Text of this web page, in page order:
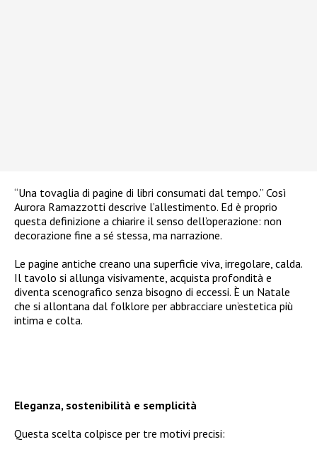
“Una tovaglia di pagine di libri consumati dal tempo.” Così
Aurora Ramazzotti descrive l’allestimento. Ed è proprio
questa definizione a chiarire il senso dell’operazione: non
decorazione fine a sé stessa, ma narrazione.
Le pagine antiche creano una superficie viva, irregolare, calda.
Il tavolo si allunga visivamente, acquista profondità e
diventa scenografico senza bisogno di eccessi. È un Natale
che si allontana dal folklore per abbracciare un’estetica più
intima e colta.
Eleganza, sostenibilità e semplicità
Questa scelta colpisce per tre motivi precisi: